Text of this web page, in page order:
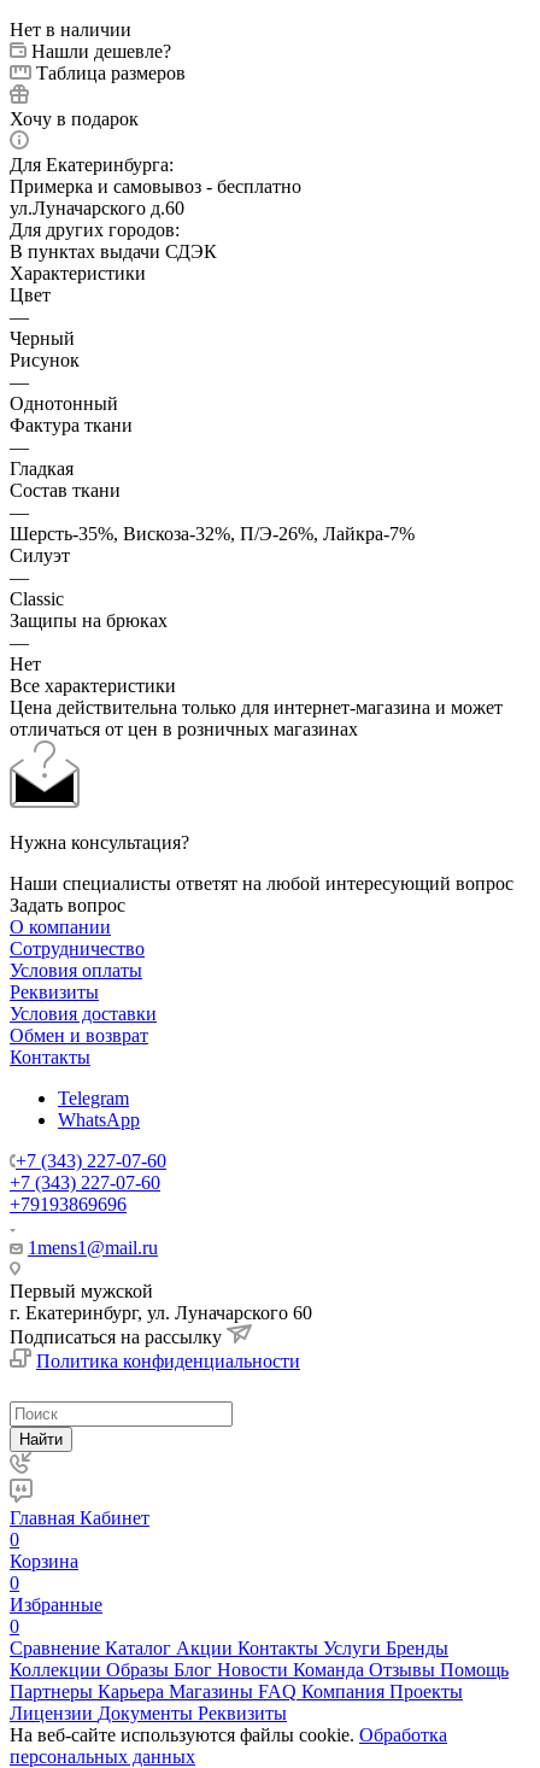
Нет в наличии
Нашли дешевле?
Таблица размеров
Хочу в подарок
Для Екатеринбурга:
Примерка и самовывоз - бесплатно
ул.Луначарского д.60
Для других городов:
В пунктах выдачи СДЭК
Характеристики
Цвет
—
Черный
Рисунок
—
Однотонный
Фактура ткани
—
Гладкая
Состав ткани
—
Шерсть-35%, Вискоза-32%, П/Э-26%, Лайкра-7%
Силуэт
—
Classic
Защипы на брюках
—
Нет
Все характеристики
Цена действительна только для интернет-магазина и может
отличаться от цен в розничных магазинах
Нужна консультация?
Наши специалисты ответят на любой интересующий вопрос
Задать вопрос
О компании
Сотрудничество
Условия оплаты
Реквизиты
Условия доставки
Обмен и возврат
Контакты
Telegram
WhatsApp
+7 (343) 227-07-60
+7 (343) 227-07-60
+79193869696
1mens1@mail.ru
Первый мужской
г. Екатеринбург, ул. Луначарского 60
Подписаться на рассылку
Политика конфиденциальности
Найти
Главная Кабинет
0
Корзина
0
Избранные
0
Сравнение Каталог Акции Контакты Услуги Бренды
Коллекции Образы Блог Новости Команда Отзывы Помощь
Партнеры Карьера Магазины FAQ Компания Проекты
Лицензии Документы Реквизиты
На веб-сайте используются файлы cookie. Обработка
персональных данных